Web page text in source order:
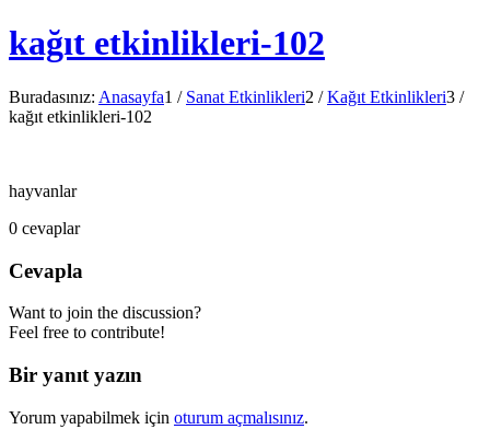
kağıt etkinlikleri-102
Buradasınız: Anasayfa1 / Sanat Etkinlikleri2 / Kağıt Etkinlikleri3 /
kağıt etkinlikleri-102
hayvanlar
0 cevaplar
Cevapla
Want to join the discussion?
Feel free to contribute!
Bir yanıt yazın
Yorum yapabilmek için oturum açmalısınız.